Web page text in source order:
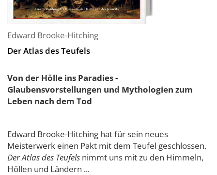
Edward Brooke-Hitching
Der Atlas des Teufels
Von der Hölle ins Paradies -
Glaubensvorstellungen und Mythologien zum
Leben nach dem Tod
Edward Brooke-Hitching hat für sein neues
Meisterwerk einen Pakt mit dem Teufel geschlossen.
Der Atlas des Teufels nimmt uns mit zu den Himmeln,
Höllen und Ländern ...